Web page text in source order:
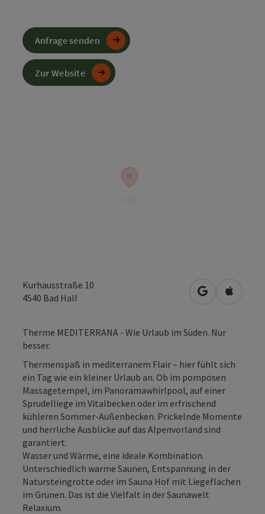
Kurhausstraße 10
4540 Bad Hall in Google
in
Therme MEDITERRANA - Wie Urlaub im Süden. Nur
besser.
Thermenspaß in mediterranem Flair – hier fühlt sich
ein Tag wie ein kleiner Urlaub an. Ob im pompösen
Massagetempel, im Panoramawhirlpool, auf einer
Sprudelliege im Vitalbecken oder im erfrischend
kühleren Sommer-Außenbecken. Prickelnde Momente
und herrliche Ausblicke auf das Alpenvorland sind
garantiert.
Wasser und Wärme, eine ideale Kombination.
Unterschiedlich warme Saunen, Entspannung in der
Natursteingrotte oder im Sauna Hof mit Liegeflächen
im Grünen. Das ist die Vielfalt in der Saunawelt
Relaxium.
Anfrage senden
Zur Website